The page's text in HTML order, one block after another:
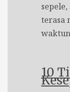
terasa
10